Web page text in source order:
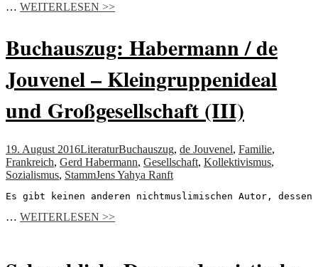
… WEITERLESEN >>
Buchauszug: Habermann / de
Jouvenel – Kleingruppenideal
und Großgesellschaft (III)
19. August 2016LiteraturBuchauszug, de Jouvenel, Familie,
Frankreich, Gerd Habermann, Gesellschaft, Kollektivismus,
Sozialismus, StammJens Yahya Ranft
Es gibt keinen anderen nichtmuslimischen Autor,
… WEITERLESEN >>